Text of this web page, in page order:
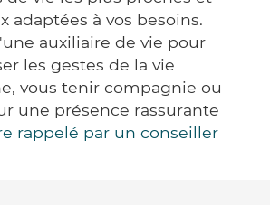
adaptées à vos besoins.
auxiliaire de vie pour
les gestes de la vie
vous tenir compagnie ou
une présence rassurante
rappelé par un conseiller